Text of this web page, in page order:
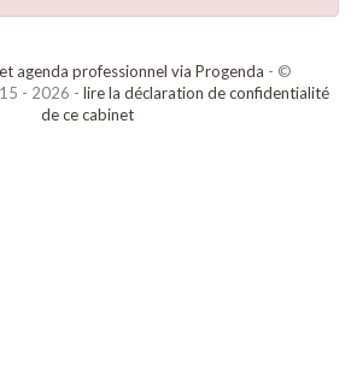
agenda professionnel via Progenda - ©
- 2026 - lire la déclaration de confidentialité
de ce cabinet